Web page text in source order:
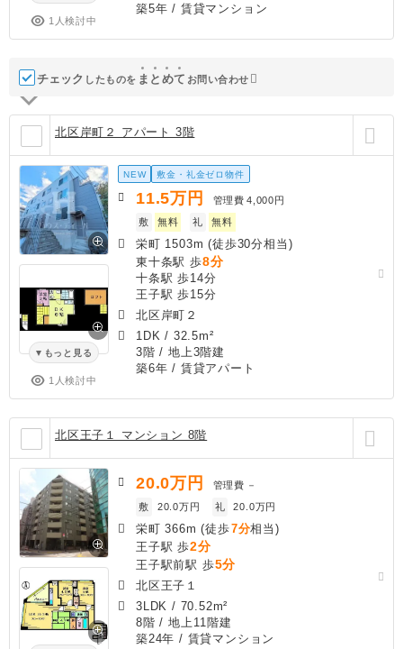
1人検討中
築5年 / 賃貸マンション
チェック したものを ま と めて お問い合わせ
北区岸町２ アパート 3階
もっと見る
1人検討中
NEW 敷金・礼金ゼロ物件
11.5万円 管理費 4,000円
敷
無料 礼 無料
栄町 1503m (徒歩30分相当)
東十条駅 歩8分
十条駅 歩14分
王子駅 歩15分
北区岸町２
1DK / 32.5m²
3階 / 地上3階建
築6年 / 賃貸アパート
北区王子１ マンション 8階
20.0万円 管理費 －
敷
20.0万円 礼 20.0万円
栄町 366m (徒歩7分相当)
王子駅 歩2分
王子駅前駅 歩5分
北区王子１
3LDK / 70.52m²
8階 / 地上11階建
築24年 / 賃貸マンション